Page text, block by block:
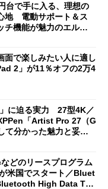
台で手に入る、理想の
地 電動サポート＆ス
チ機能が魅力のエルゴ
面で楽しみたい人に適し
2」が11％オフの2万4
に迫る実力 27型4K／
「Artist Pro 27（G
て分かった魅力と妥協
どのリースプログラム
米国でスタート／Bluet
High Data Thr